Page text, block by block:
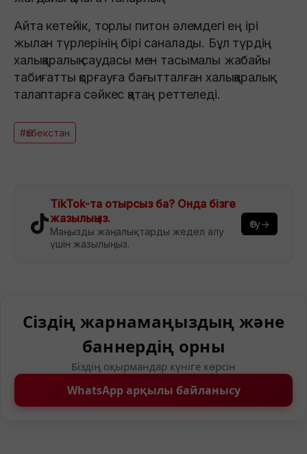
Айта кетейік, торлы питон әлемдегі ең ірі
жылан түрлерінің бірі саналады. Бұл түрдің
халықаралық саудасы мен тасымалы жабайы
табиғатты қорғауға бағытталған халықаралық
талаптарға сәйкес қатаң реттеледі.
#Өзбекстан
TikTok-та отырсыз ба? Онда бізге
жазылыңыз.
Маңызды жаңалықтарды жедел алу
үшін жазылыңыз.
Өту→
Сіздің жарнамаңыздың және
баннердің орны
Біздің оқырмандар күніге көрсін
WhatsApp арқылы байланысу